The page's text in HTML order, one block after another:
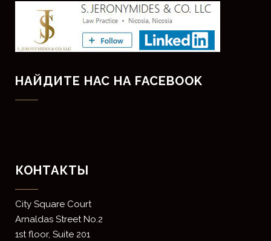
НАЙДИТЕ НАС НА FACEBOOK
КОНТАКТЫ
​City Square Court
​Arnaldas Street No.2
1st floor, Suite 201